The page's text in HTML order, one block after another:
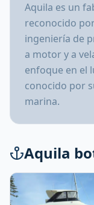
Aquila es un
reconocido
ingeniería de
a motor y a
enfoque en el
conocido por
marina.
Aquila